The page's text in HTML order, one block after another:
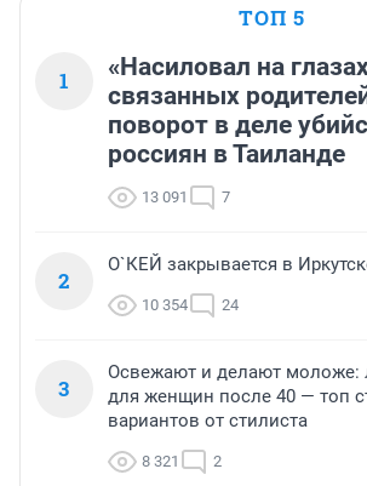
ТОП 5
1
«Насиловал на
связанных
поворот в деле
россиян в Таиланде
13 091 7
2
О`КЕЙ закрывается в
10 354 24
3
Освежают и делают моложе:
для женщин после 40 — топ
вариантов от стилиста
8 321 2